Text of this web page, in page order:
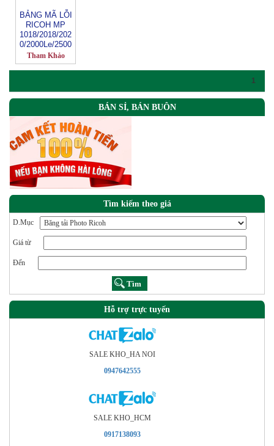
BẢNG MÃ LỖI
RICOH MP
1018/2018/202
0/2000Le/2500
Tham Khảo
1
BÁN SỈ, BÁN BUÔN
Tìm kiếm theo giá
D.Mục
Giá từ
Đến
Hỗ trợ trực tuyến
SALE KHO_HA NOI
0947642555
SALE KHO_HCM
0917138093